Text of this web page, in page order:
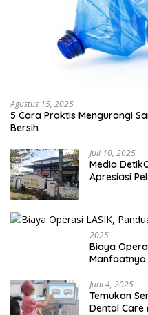
Agustus 15, 2025
5 Cara Praktis Mengurangi
Bersih
Juli 10, 2025
Media
Apresiasi
2025
Biaya
Manfaatnya
Juni 4, 2025
Temukan
Dental Care